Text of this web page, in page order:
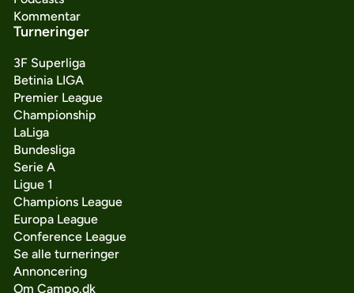
Kommentar
Turneringer
3F Superliga
Betinia LIGA
Premier League
Championship
LaLiga
Bundesliga
Serie A
Ligue 1
Champions League
Europa League
Conference League
Se alle turneringer
Annoncering
Om Campo.dk